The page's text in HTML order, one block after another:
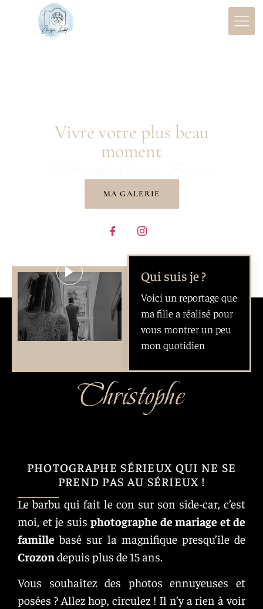
Vivre votre plus beau
moment
Christophe
Landat
MA GALERIE
Qui suis je ?
Voici un reportage que
ma fille a réalisé pour
vous montrer un peu
mon quotidien
PHOTOGRAPHE SÉRIEUX QUI NE SE
PREND PAS AU SÉRIEUX !
Christophe
Le barbu qui fait le con sur son side-car, c’est
moi, et je suis photographe de mariage et de
famille basé sur la magnifique presqu’ile de
Crozon depuis plus de 15 ans.
Vous souhaitez des photos ennuyeuses et
posées ? Allez hop, circulez ! Il n’y a rien à voir